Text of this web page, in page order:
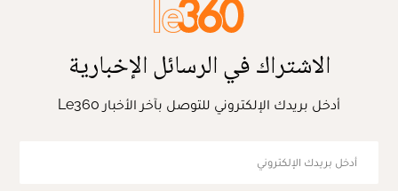
الاشتراك في الرسائل الإخبارية
أدخل بريدك الإلكتروني للتوصل بآخر الأخبار Le360